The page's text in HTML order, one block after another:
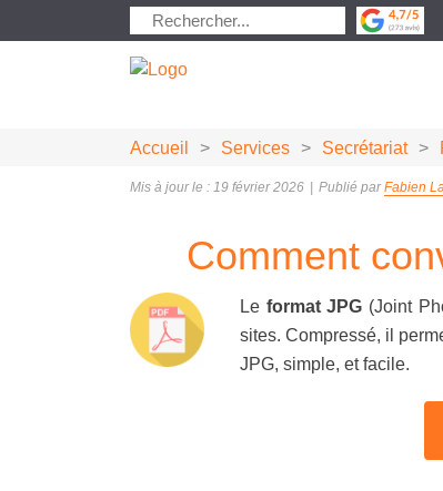
Accueil > Services > Secrétariat >
Mis à jour le : 19 février 2026 Publié parFabien
Comment
Le format JPG (Joint
sites. Compressé, il
JPG, simple, et facile.